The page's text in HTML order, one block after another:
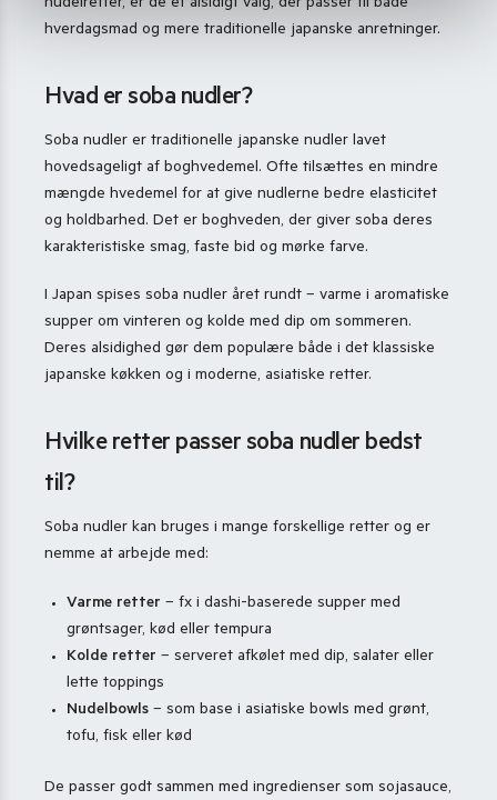
nudelretter, er de et alsidigt valg, der passer til både
hverdagsmad og mere traditionelle japanske anretninger.
Hvad er soba nudler?
Soba nudler er traditionelle japanske nudler lavet
hovedsageligt af boghvedemel. Ofte tilsættes en mindre
mængde hvedemel for at give nudlerne bedre elasticitet
og holdbarhed. Det er boghveden, der giver soba deres
karakteristiske smag, faste bid og mørke farve.
I Japan spises soba nudler året rundt – varme i aromatiske
supper om vinteren og kolde med dip om sommeren.
Deres alsidighed gør dem populære både i det klassiske
japanske køkken og i moderne, asiatiske retter.
Hvilke retter passer soba nudler bedst
til?
Soba nudler kan bruges i mange forskellige retter og er
nemme at arbejde med:
Varme retter – fx i dashi-baserede supper med
grøntsager, kød eller tempura
Kolde retter – serveret afkølet med dip, salater eller
lette toppings
Nudelbowls – som base i asiatiske bowls med grønt,
tofu, fisk eller kød
De passer godt sammen med ingredienser som sojasauce,